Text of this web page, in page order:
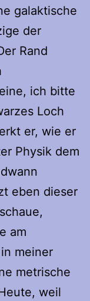
galaktische
der
Rand
ich bitte
Loch
er, wie er
Physik dem
eben dieser
am
meiner
metrische
weil